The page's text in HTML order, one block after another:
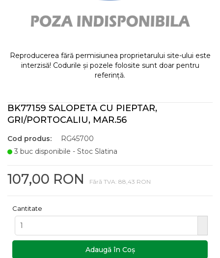
Reproducerea fără permisiunea proprietarului site-ului este
interzisă! Codurile și pozele folosite sunt doar pentru
referință.
BK77159 SALOPETA CU PIEPTAR,
GRI/PORTOCALIU, MAR.56
Cod produs:
RG45700
3 buc disponibile - Stoc Slatina
107,00 RON Fără TVA: 88,43 RON
Cantitate
Adaugă în Coş